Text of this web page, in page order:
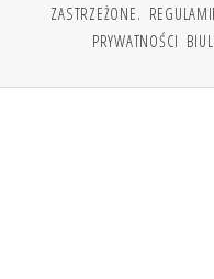
ZASTRZEŻONE.
PRYWATNOŚCI